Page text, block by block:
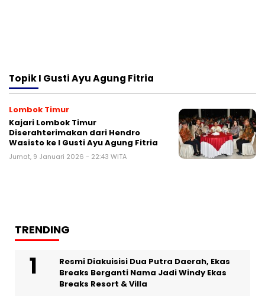
TopikI Gusti Ayu Agung Fitria
Lombok Timur
Kajari Lombok Timur
Diserahterimakan dari Hendro
Wasisto ke I Gusti Ayu Agung Fitria
Jumat, 9 Januari 2026 - 22:43 WITA
TRENDING
Resmi Diakuisisi Dua Putra Daerah, Ekas
Breaks Berganti Nama Jadi Windy Ekas
Breaks Resort & Villa